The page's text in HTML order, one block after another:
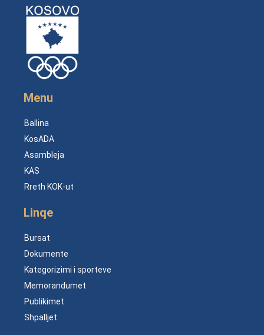
Menu
Ballina
KosADA
Asambleja
KAS
Rreth KOK-ut
Linqe
Bursat
Dokumente
Kategorizimi i sporteve
Memorandumet
Publikimet
Shpalljet